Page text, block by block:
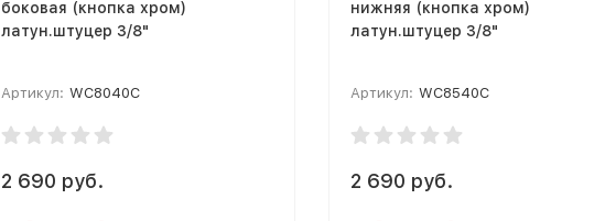
боковая (кнопка хром)
латун.штуцер 3/8"
Артикул: WC8040C
2 690 руб.
нижняя (кнопка хром)
латун.штуцер 3/8"
Артикул: WC8540C
2 690 руб.